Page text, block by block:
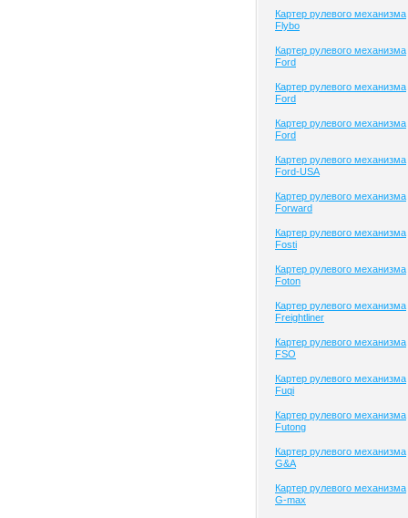
Картер рулевого механизма
Flybo
Картер рулевого механизма
Ford
Картер рулевого механизма
Ford
Картер рулевого механизма
Ford
Картер рулевого механизма
Ford-USA
Картер рулевого механизма
Forward
Картер рулевого механизма
Fosti
Картер рулевого механизма
Foton
Картер рулевого механизма
Freightliner
Картер рулевого механизма
FSO
Картер рулевого механизма
Fuqi
Картер рулевого механизма
Futong
Картер рулевого механизма
G&A
Картер рулевого механизма
G-max